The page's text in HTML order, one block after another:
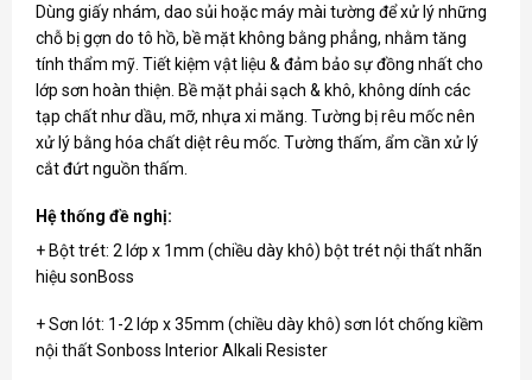
Dùng giấy nhám, dao sủi hoặc máy mài tường để xử lý những
chỗ bị gợn do tô hồ, bề mặt không bằng phẳng, nhằm tăng
tính thẩm mỹ. Tiết kiệm vật liệu & đảm bảo sự đồng nhất cho
lớp sơn hoàn thiện. Bề mặt phải sạch & khô, không dính các
tạp chất như dầu, mỡ, nhựa xi măng. Tường bị rêu mốc nên
xử lý bằng hóa chất diệt rêu mốc. Tường thấm, ẩm cần xử lý
cắt đứt nguồn thấm.
Hệ thống đề nghị:
+ Bột trét: 2 lớp x 1mm (chiều dày khô) bột trét nội thất nhãn
hiệu sonBoss
+ Sơn lót: 1-2 lớp x 35mm (chiều dày khô) sơn lót chống kiềm
nội thất Sonboss Interior Alkali Resister